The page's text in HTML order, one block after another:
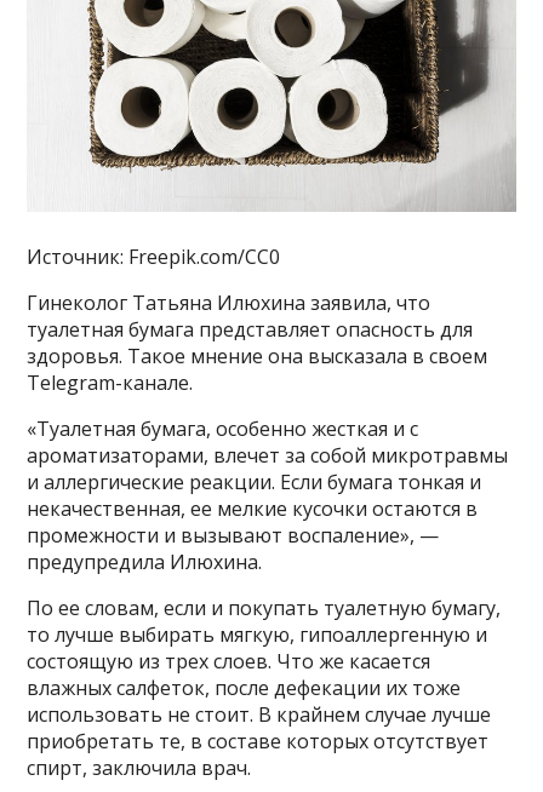
Источник: Freepik.com/CC0
Гинеколог Татьяна Илюхина заявила, что
туалетная бумага представляет опасность для
здоровья. Такое мнение она высказала в своем
Telegram-канале.
«Туалетная бумага, особенно жесткая и с
ароматизаторами, влечет за собой микротравмы
и аллергические реакции. Если бумага тонкая и
некачественная, ее мелкие кусочки остаются в
промежности и вызывают воспаление», —
предупредила Илюхина.
По ее словам, если и покупать туалетную бумагу,
то лучше выбирать мягкую, гипоаллергенную и
состоящую из трех слоев. Что же касается
влажных салфеток, после дефекации их тоже
использовать не стоит. В крайнем случае лучше
приобретать те, в составе которых отсутствует
спирт, заключила врач.